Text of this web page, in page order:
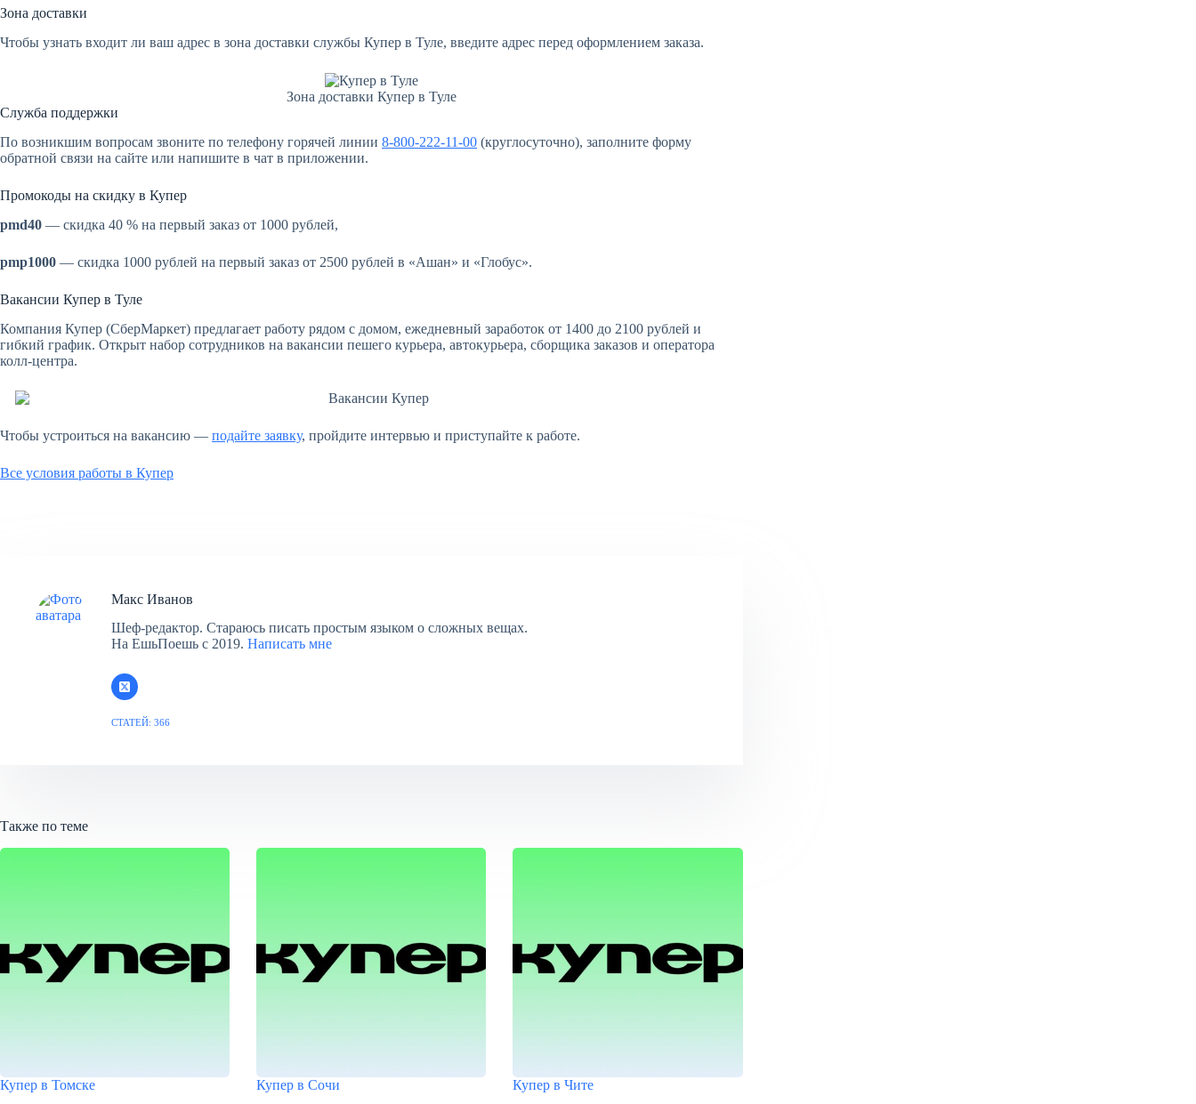
Зона доставки
Чтобы узнать входит ли ваш адрес в зона доставки службы Купер в Туле, введите адрес перед оформлением заказа.
Зона доставки Купер в Туле
Служба поддержки
По возникшим вопросам звоните по телефону горячей линии 8-800-222-11-00 (круглосуточно), заполните форму
обратной связи на сайте или напишите в чат в приложении.
Промокоды на скидку в Купер
pmd40 — скидка 40 % на первый заказ от 1000 рублей,
pmp1000 — скидка 1000 рублей на первый заказ от 2500 рублей в «Ашан» и «Глобус».
Вакансии Купер в Туле
Компания Купер (СберМаркет) предлагает работу рядом с домом, ежедневный заработок от 1400 до 2100 рублей и
гибкий график. Открыт набор сотрудников на вакансии пешего курьера, автокурьера, сборщика заказов и оператора
колл-центра.
Чтобы устроиться на вакансию — подайте заявку, пройдите интервью и приступайте к работе.
Все условия работы в Купер
Макс Иванов
Шеф-редактор. Стараюсь писать простым языком о сложных вещах.
На ЕшьПоешь c 2019. Написать мне
СТАТЕЙ: 366
Также по теме
Купер в Томске Купер в Сочи Купер в Чите